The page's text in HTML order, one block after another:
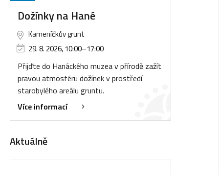
Dožínky na Hané
Kameníčkův grunt
29. 8. 2026, 10:00–17:00
Přijďte do Hanáckého muzea v přírodě zažít
pravou atmosféru dožínek v prostředí
starobylého areálu gruntu.
Více informací
Aktuálně